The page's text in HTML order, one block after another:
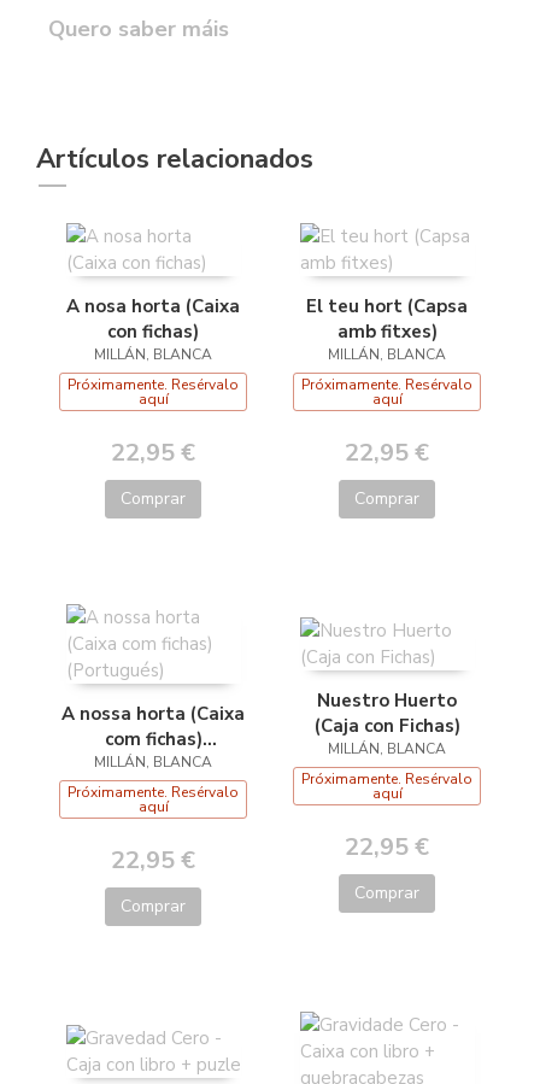
Quero saber máis
Artículos relacionados
A nosa horta (Caixa
con fichas)
MILLÁN, BLANCA
Próximamente. Resérvalo
aquí
22,95 €
Comprar
El teu hort (Capsa
amb fitxes)
MILLÁN, BLANCA
Próximamente. Resérvalo
aquí
22,95 €
Comprar
A nossa horta (Caixa
com fichas)
(Portugués)
MILLÁN, BLANCA
Próximamente. Resérvalo
aquí
22,95 €
Comprar
Nuestro Huerto
(Caja con Fichas)
MILLÁN, BLANCA
Próximamente. Resérvalo
aquí
22,95 €
Comprar